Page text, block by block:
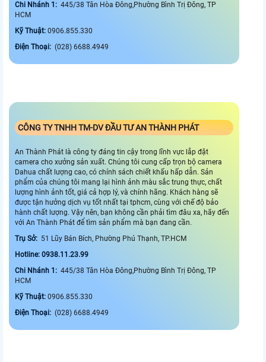
Chi Nhánh 1: 445/38 Tân Hòa Đông,Phường Bình Trị Đông, TP
HCM
Kỹ Thuật: 0906.855.330
Điện Thoại: (028) 6688.4949
CÔNG TY TNHH TM-DV ĐẦU TƯ AN THÀNH PHÁT
An Thành Phát là công ty đáng tin cậy trong lĩnh vực lắp đặt
camera cho xưởng sản xuất. Chúng tôi cung cấp trọn bộ camera
Dahua chất lượng cao, có chính sách chiết khấu hấp dẫn. Sản
phẩm của chúng tôi mang lại hình ảnh màu sắc trung thực, chất
lượng hình ảnh tốt, giá cả hợp lý, và chính hãng. Khách hàng sẽ
được tận hưởng dịch vụ tốt nhất tại tphcm, cùng với chế độ bảo
hành chất lượng. Vậy nên, bạn không cần phải tìm đâu xa, hãy đến
với An Thành Phát để tìm sản phẩm mà bạn đang cần.
Trụ Sở: 51 Lũy Bán Bích, Phường Phú Thạnh, TP.HCM
Hotline: 0938.11.23.99
Chi Nhánh 1: 445/38 Tân Hòa Đông,Phường Bình Trị Đông, TP
HCM
Kỹ Thuật: 0906.855.330
Điện Thoại: (028) 6688.4949